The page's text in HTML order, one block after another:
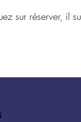
sur réserver, il